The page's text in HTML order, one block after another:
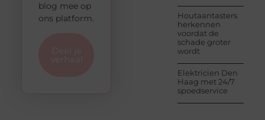
Houtaantasters
herkennen
voordat de
schade groter
wordt
Elektricien Den
Haag met 24/7
spoedservice
blog mee op
ons platform.